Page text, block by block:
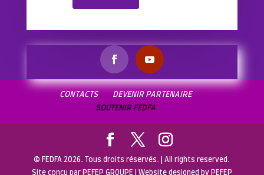
CONTACTS
DEVENIR PARTENAIRE
SOUTENIR FEDFA
© FEDFA 2026. Tous droits réservés. | All rights reserved.
Site conçu par PEFEP GROUPE | Website designed by PEFEP